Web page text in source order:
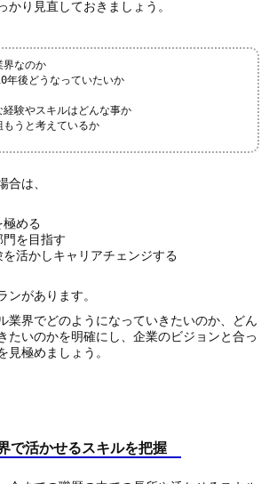
かり見直しておきましょう。
界なのか
年後どうなっていたいか
経験やスキルはどんな事か
もうと考えているか
合は、
める
を目指す
活かしキャリアチェンジする
ンがあります。
業界でどのようになっていきたいのか、どん
たいのかを明確にし、企業のビジョンと合っ
見極めましょう。
で活かせるスキルを把握